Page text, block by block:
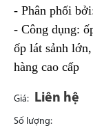
- Phân phối
- Công dụng:
ốp lát sảnh
hàng cao cấp
Giá: Liên hệ
Số lượng: